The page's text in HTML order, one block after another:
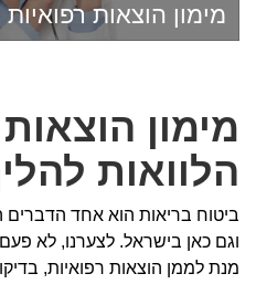
מימון הוצאות רפואיות
מימון
הלוואות
ביטוח בריאות הוא אחד הדברים
וגם כאן בישראל. לצערנו, לא
מנת לממן הוצאות רפואיות,